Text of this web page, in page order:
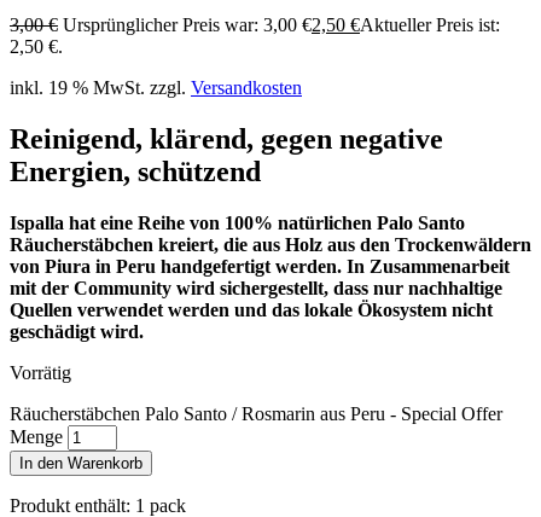
3,00€ Ursprünglicher Preis war: 3,00 €2,50 €Aktueller Preis ist:
2,50 €.
inkl. 19 % MwSt. zzgl. Versandkosten
Reinigend, klärend, gegen negative
Energien, schützend
Ispalla hat eine Reihe von 100% natürlichen Palo Santo
Räucherstäbchen kreiert, die aus Holz aus den Trockenwäldern
von Piura in Peru handgefertigt werden. In Zusammenarbeit
mit der Community wird sichergestellt, dass nur nachhaltige
Quellen verwendet werden und das lokale Ökosystem nicht
geschädigt wird.
Vorrätig
Räucherstäbchen Palo Santo / Rosmarin aus Peru - Special Offer
Menge
In den Warenkorb
Produkt enthält: 1 pack